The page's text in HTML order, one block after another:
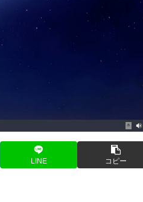
LINE コピー